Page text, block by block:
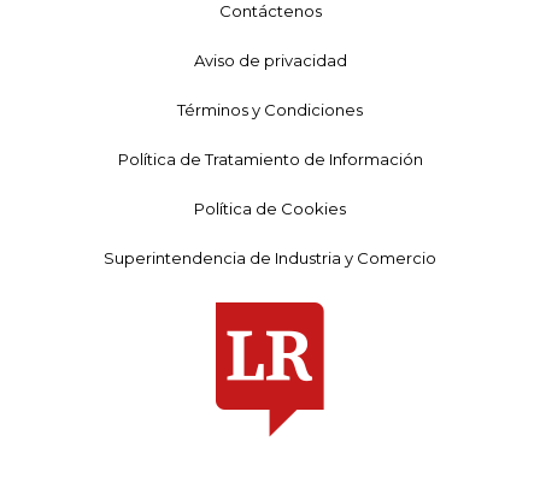
Contáctenos
Aviso de privacidad
Términos y Condiciones
Política de Tratamiento de Información
Política de Cookies
Superintendencia de Industria y Comercio